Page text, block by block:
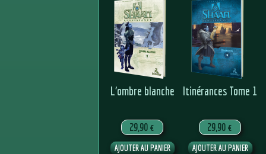
L’ombre blanche
29,90 €
Itinérances Tome 1
29,90 €